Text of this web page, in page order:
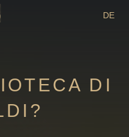
DE
DI